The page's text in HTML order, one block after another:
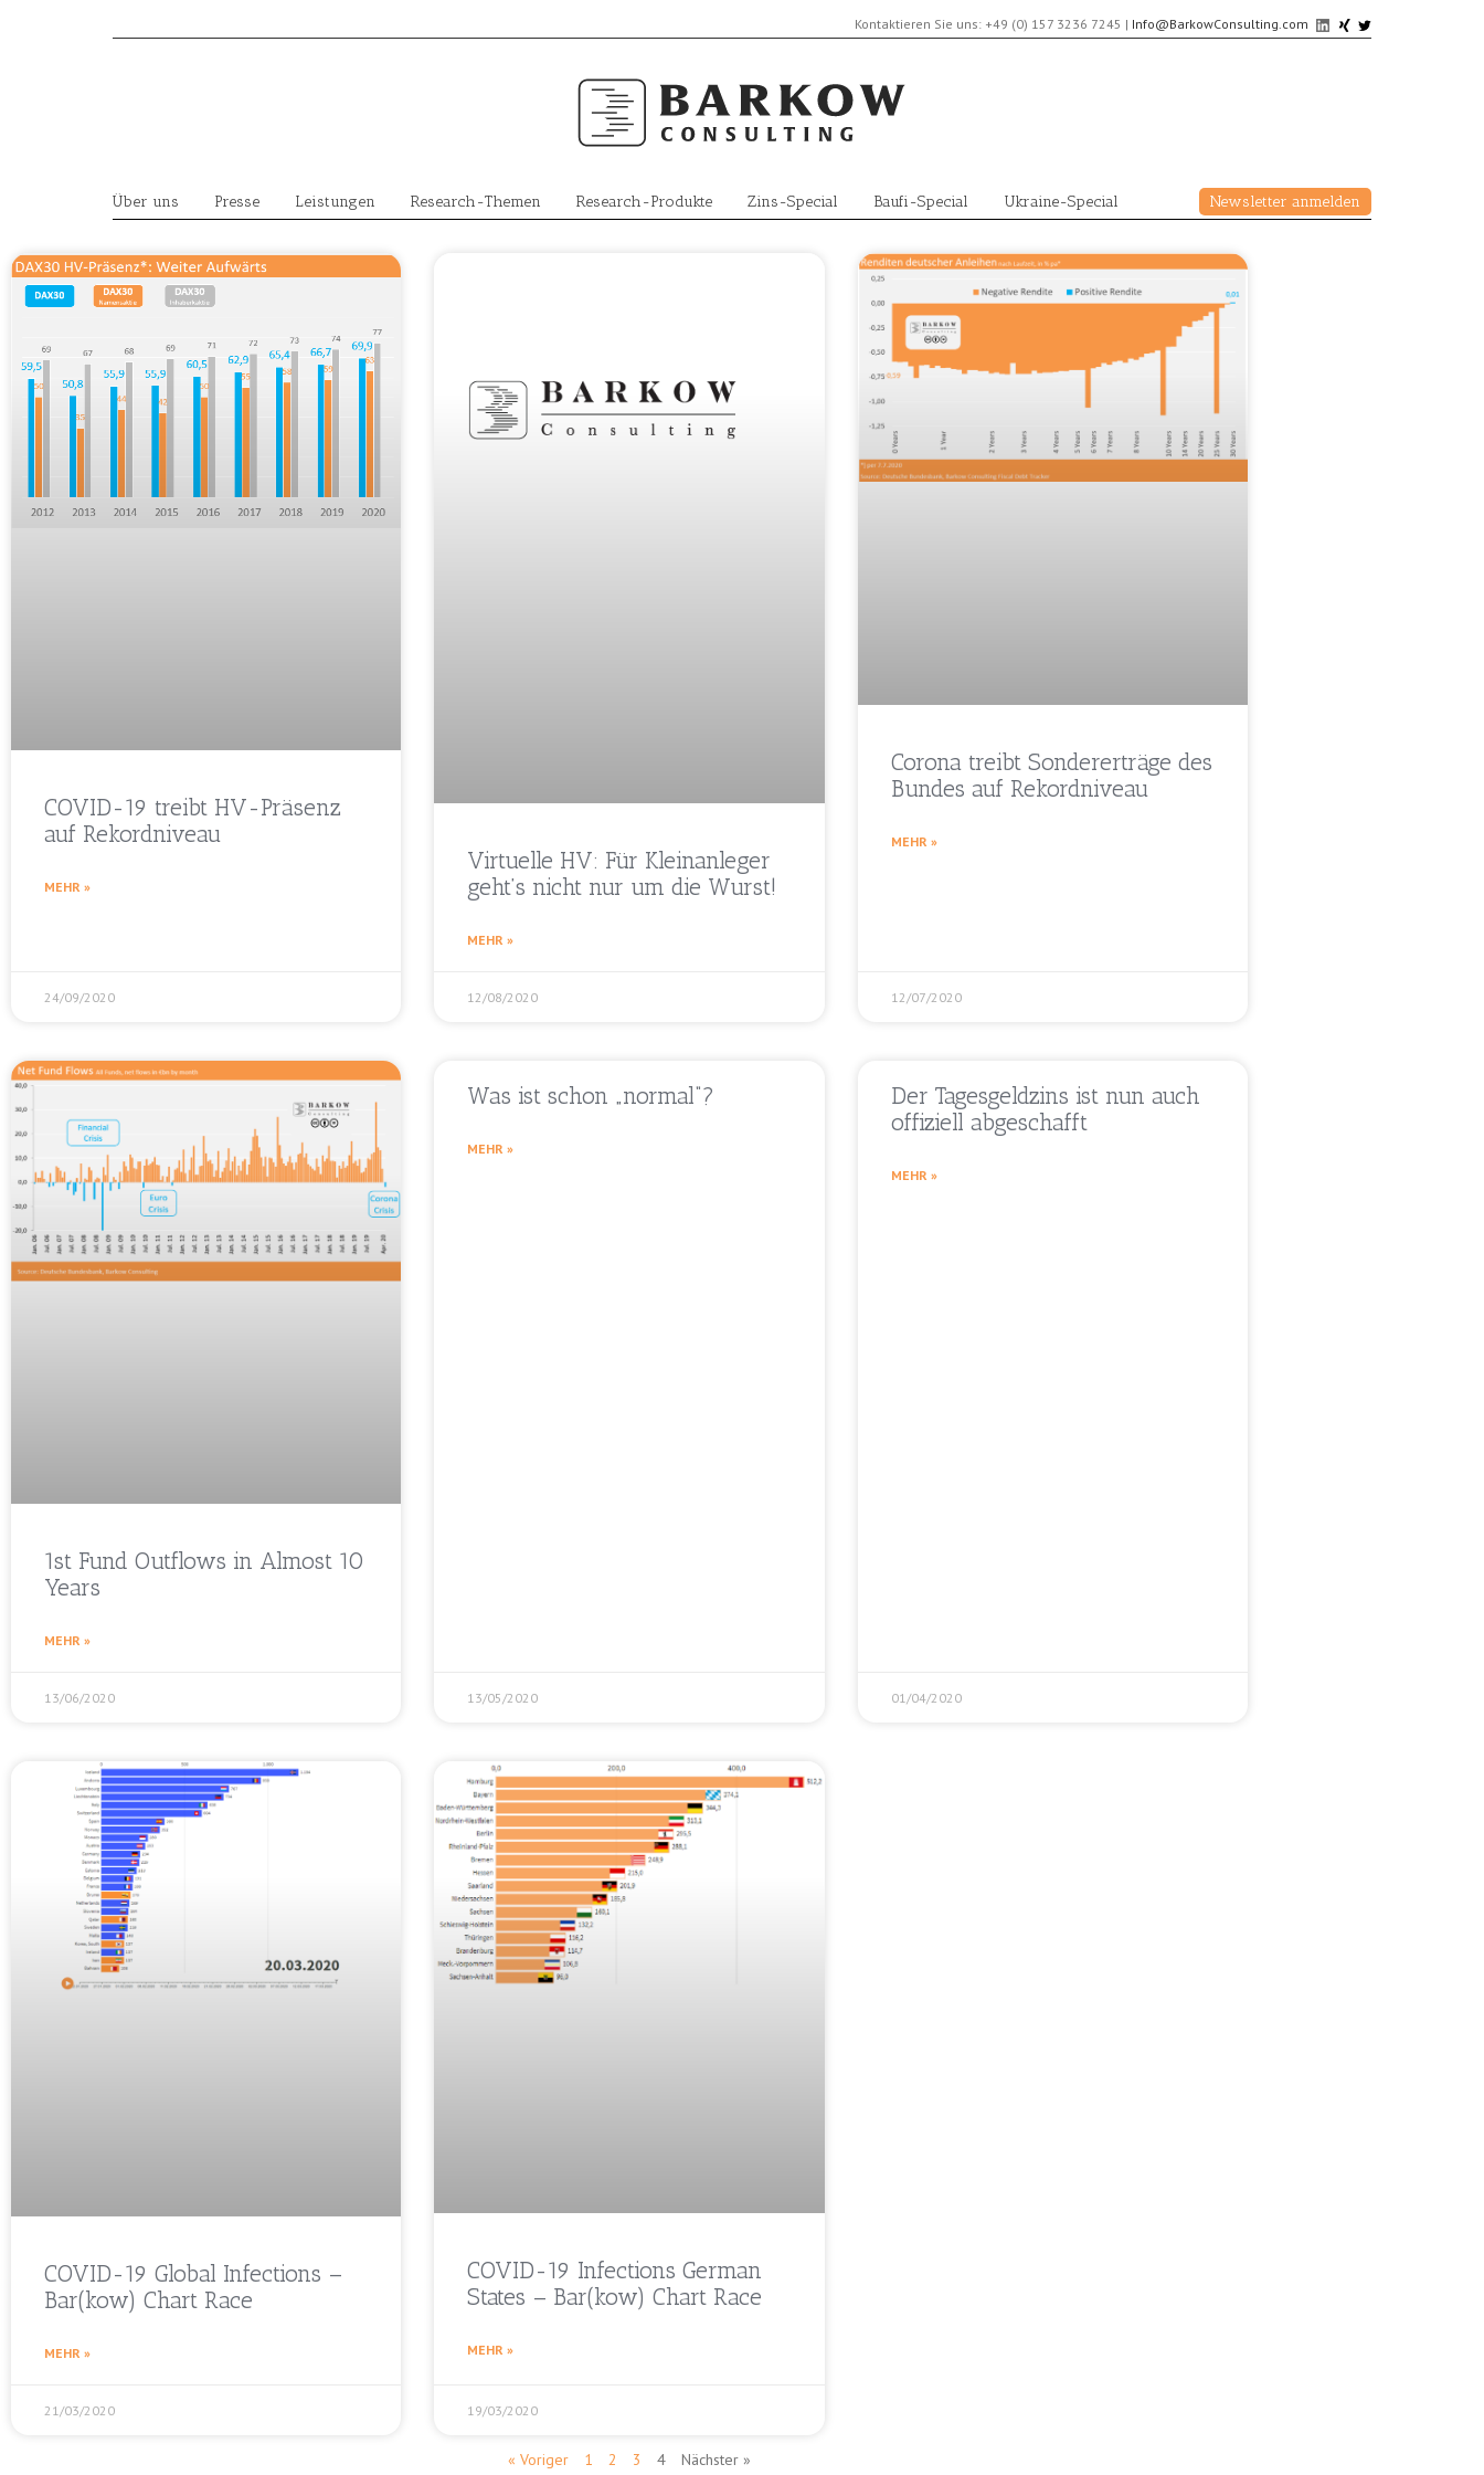
Kontaktieren Sie uns: +49 (0) 157 3236 7245 | Info@BarkowConsulting.com
Über uns Presse Leistungen Research-Themen Research-Produkte Zins-Special Baufi-Special Ukraine-Special Newsletter anmelden
COVID-19 treibt HV-Präsenz
auf Rekordniveau
MEHR »
24/09/2020
Virtuelle HV: Für Kleinanleger
geht’s nicht nur um die Wurst!
MEHR »
12/08/2020
Corona treibt Sondererträge des
Bundes auf Rekordniveau
MEHR »
12/07/2020
1st Fund Outflows in Almost 10
Years
MEHR »
13/06/2020
Was ist schon „normal“?
MEHR »
13/05/2020
Der Tagesgeldzins ist nun auch
offiziell abgeschafft
MEHR »
01/04/2020
COVID-19 Global Infections –
Bar(kow) Chart Race
MEHR »
21/03/2020
COVID-19 Infections German
States – Bar(kow) Chart Race
MEHR »
19/03/2020
« Voriger 1 2 3 4 Nächster »